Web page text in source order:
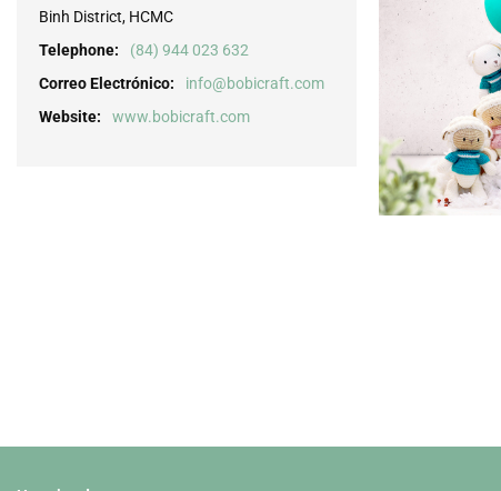
Binh District, HCMC
Telephone:
(84) 944 023 632
Correo Electrónico:
info@bobicraft.com
Website:
www.bobicraft.com